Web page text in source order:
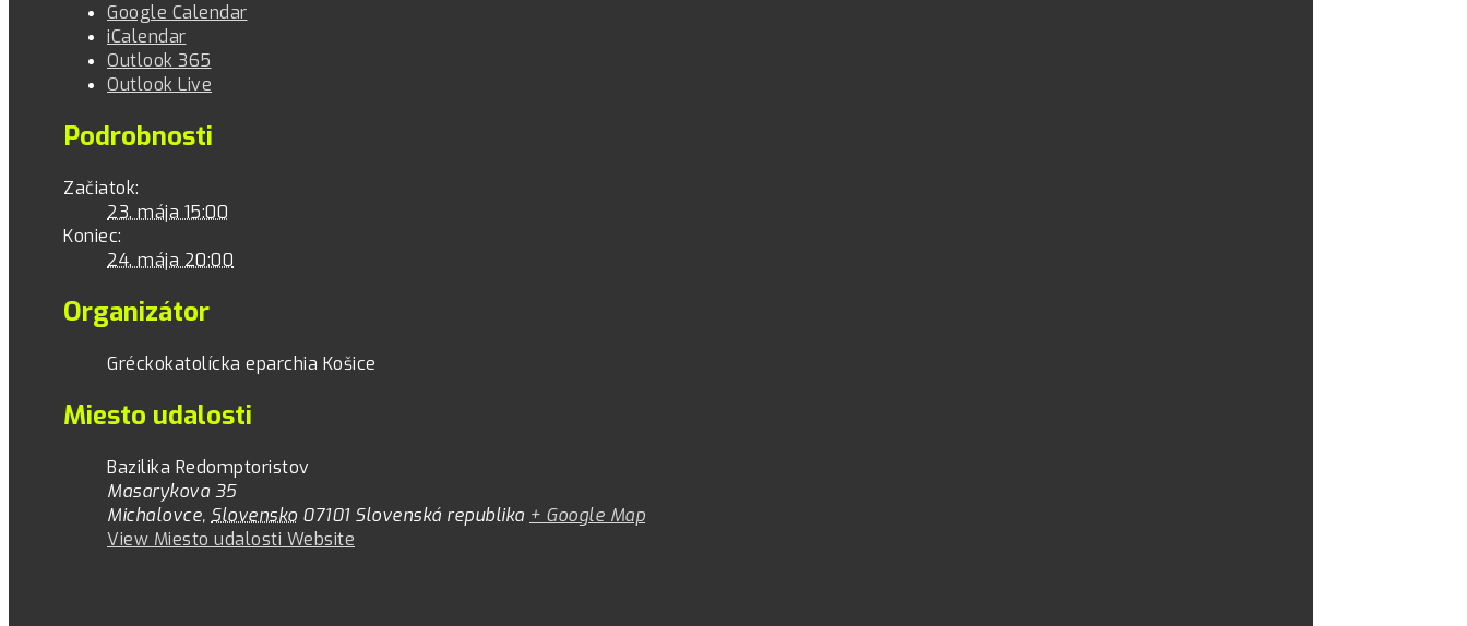
Google Calendar
iCalendar
Outlook 365
Outlook Live
Podrobnosti
Začiatok:
23. mája 15:00
Koniec:
24. mája 20:00
Organizátor
Gréckokatolícka eparchia Košice
Miesto udalosti
Bazilika Redomptoristov
Masarykova 35
Michalovce, Slovensko 07101 Slovenská republika + Google Map
View Miesto udalosti Website